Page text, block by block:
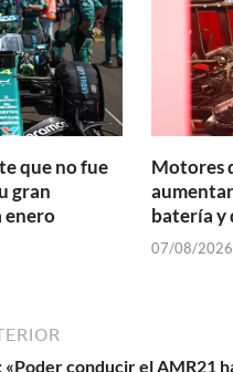
que no fue
gran
enero
Motores
batería y
07/08/2026
«Poder conducir el AMR21